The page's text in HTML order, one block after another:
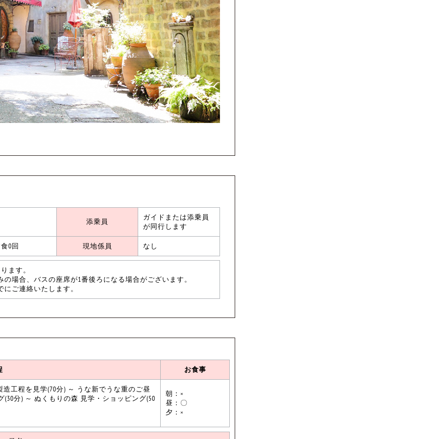
添乗員
ガイドまたは添乗員
が同行します
0回 現地係員 なし
ます。
場合、バスの座席が1番後ろになる場合がございます。
ご連絡いたします。
お食事
工程を見学(70分) ～ うな新でうな重のご昼
分) ～ ぬくもりの森 見学・ショッピング(50
朝：×
昼：〇
夕：×